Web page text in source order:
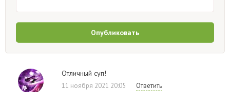
Опубликовать
Отличный суп!
11 ноября 2021 20:05 Ответить